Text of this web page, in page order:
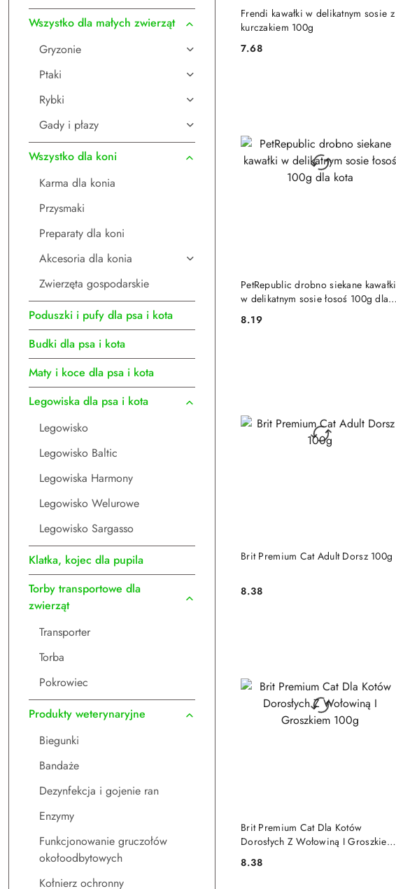
Wszystko dla małych zwierząt
Gryzonie
Ptaki
Rybki
Gady i płazy
Wszystko dla koni
Karma dla konia
Przysmaki
Preparaty dla koni
Akcesoria dla konia
Zwierzęta gospodarskie
Poduszki i pufy dla psa i kota
Budki dla psa i kota
Maty i koce dla psa i kota
Legowiska dla psa i kota
Legowisko
Legowisko Baltic
Legowiska Harmony
Legowisko Welurowe
Legowisko Sargasso
Klatka, kojec dla pupila
Torby transportowe dla
zwierząt
Transporter
Torba
Pokrowiec
Produkty weterynaryjne
Biegunki
Bandaże
Dezynfekcja i gojenie ran
Enzymy
Funkcjonowanie gruczołów
okołoodbytowych
Kołnierz ochronny
Frendi kawałki w delikatnym sosie z
kurczakiem 100g
Cena:
7.68
DO KOSZYKA
PetRepublic drobno siekane kawałki
w delikatnym sosie łosoś 100g dla
Cena:
8.19
DO KOSZYKA
Brit Premium Cat Adult Dorsz 100g
Cena:
8.38
DO KOSZYKA
Brit Premium Cat Dla Kotów
Dorosłych Z Wołowiną I Groszkiem
Cena:
8.38
DO KOSZYKA